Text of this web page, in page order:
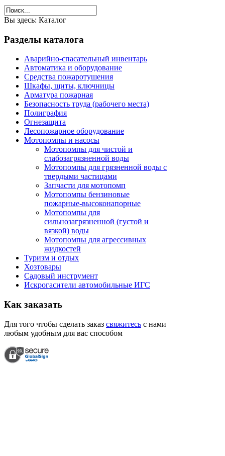
Вы здесь: Каталог
Разделы каталога
Аварийно-спасательный инвентарь
Автоматика и оборудование
Средства пожаротушения
Шкафы, щиты, ключницы
Арматура пожарная
Безопасность труда (рабочего места)
Полиграфия
Огнезащита
Лесопожарное оборудование
Мотопомпы и насосы
Мотопомпы для чистой и
слабозагрязненной воды
Мотопомпы для грязненной воды с
твердыми частицами
Запчасти для мотопомп
Мотопомпы бензиновые
пожарные-высоконапорные
Мотопомпы для
сильнозагрязненной (густой и
вязкой) воды
Мотопомпы для агрессивных
жидкостей
Туризм и отдых
Хозтовары
Садовый инструмент
Искрогасители автомобильные ИГС
Как заказать
Для того чтобы сделать заказ свяжитесь с нами
любым удобным для вас способом